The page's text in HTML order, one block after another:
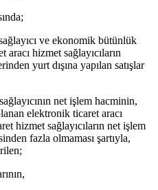
ve ekonomik bütünlük
hizmet sağlayıcıların
yurt dışına yapılan satışlar
net işlem hacminin,
elektronik ticaret aracı
hizmet sağlayıcıların net işlem
fazla olmaması şartıyla,